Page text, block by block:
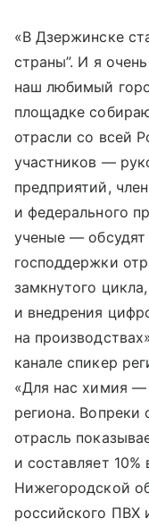
«В Дзержинске
страны”. И я
наш любимый
площадке
отрасли со всей
участников —
предприятий,
и федерального
ученые —
господдержки
замкнутого
и внедрения
на
канале спикер
«Для нас химия —
региона.
отрасль
и составляет
Нижегородской
российского ПВХ